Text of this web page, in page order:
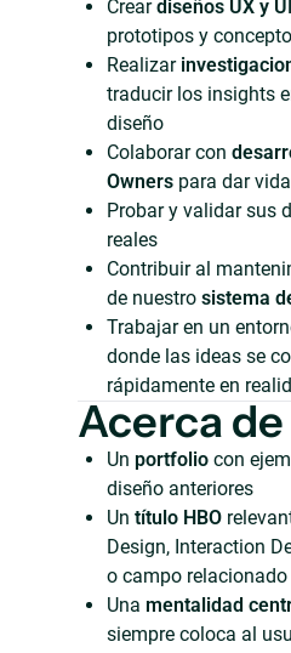
Creardiseños UX y UI
prototipos y
Realizar
traducir los insights
diseño
Colaborar con
Ownerspara dar
Probar y validar sus
reales
Contribuir al
de nuestro sistema
Trabajar en un
donde las ideas se
rápidamente en
Acerca
Un portfoliocon
diseño anteriores
Un título HBO
Design, Interaction
o campo relacionado
Una mentalidad
siempre coloca al